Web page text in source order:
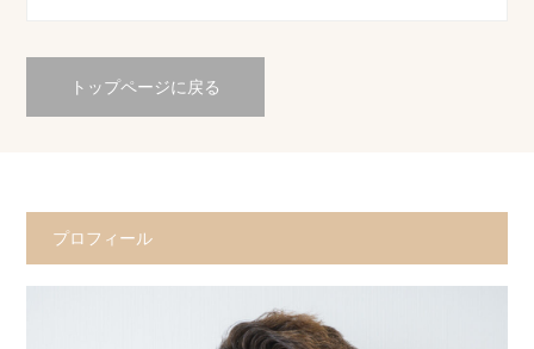
トップページに戻る
プロフィール